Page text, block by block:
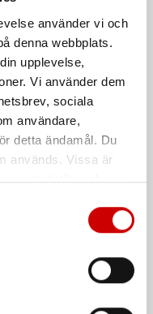
använder vi och
denna webbplats.
upplevelse,
Vi använder dem
sociala
användare,
detta ändamål. Du
används. Vissa är
av statistik- och
Genom
överföringar. Läs